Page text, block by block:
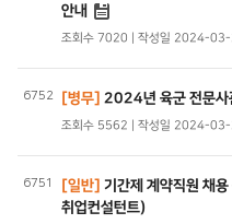
안내
조회수 7020 | 작성일 2024-
6752 [병무] 2024년 육군 전문사
조회수 5562 | 작성일 2024-
6751 [일반] 기간제 계약직원 채
취업컨설턴트)